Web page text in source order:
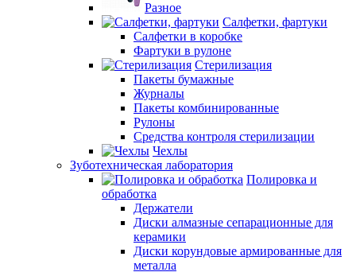
Разное
Салфетки, фартуки
Салфетки в коробке
Фартуки в рулоне
Стерилизация
Пакеты бумажные
Журналы
Пакеты комбинированные
Рулоны
Средства контроля стерилизации
Чехлы
Зуботехническая лаборатория
Полировка и
обработка
Держатели
Диски алмазные сепарационные для
керамики
Диски корундовые армированные для
металла